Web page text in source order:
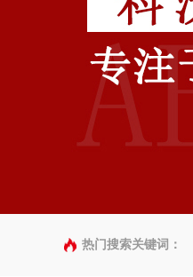
热门搜索关键词：